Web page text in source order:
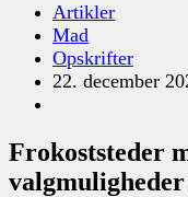
Artikler
Mad
Opskrifter
22. december
Frokoststeder